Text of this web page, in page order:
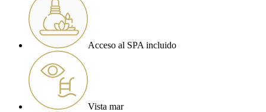
Acceso al SPA incluido
Vista mar